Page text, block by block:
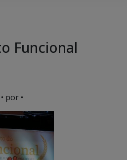
Funcional
• por •